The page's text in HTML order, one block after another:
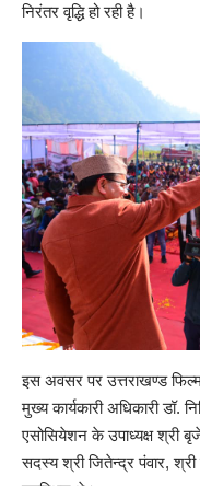
निरंतर वृद्धि हो रही है।
इस अवसर पर उत्तराखण्ड
मुख्य कार्यकारी अधिकारी डॉ.
एसोसियेशन के उपाध्यक्ष श्री
सदस्य श्री जितेन्द्र पंवार,